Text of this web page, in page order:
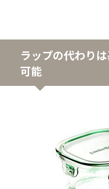
ラップの代わり
可能